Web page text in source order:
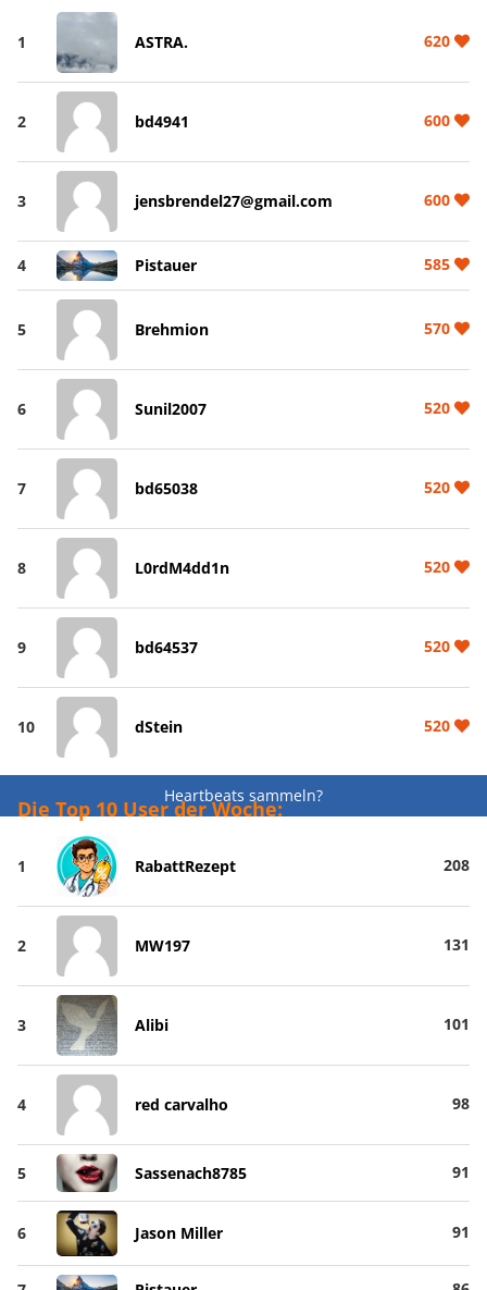
1 ASTRA. 620
2 bd4941 600
3 jensbrendel27@gmail.com 600
4 Pistauer 585
5 Brehmion 570
6 Sunil2007 520
7 bd65038 520
8 L0rdM4dd1n 520
9 bd64537 520
10 dStein 520
Heartbeats sammeln?
Die Top 10 User der Woche:
1 RabattRezept 208
2 MW197 131
3 Alibi 101
4 red carvalho 98
5 Sassenach8785 91
6 Jason Miller 91